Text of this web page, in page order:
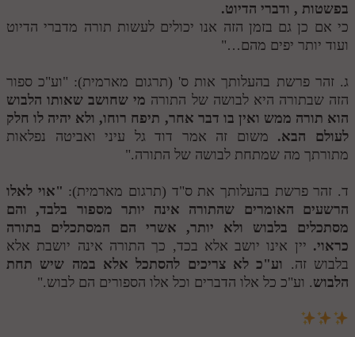
בפשטות , ודברי הדיוט.
כי אם כן גם בזמן הזה אנו יכולים לעשות תורה מדברי הדיוט
ועוד יותר יפים מהם…"
ג. זהר פרשת בהעלותך אות ס' (תרגום מארמית): "וע"כ ספור
הזה שבתורה היא לבושה של התורה מי שחושב שאותו הלבוש
הוא תורה ממש ואין בו דבר אחר, תיפח רוחו, ולא יהיה לו חלק
לעולם הבא. משום זה אמר דוד גל עיני ואביטה נפלאות
מתורתך מה שמתחת לבושה של התורה."
ד. זהר פרשת בהעלותך את ס"ד (תרגום מארמית): "אוי לאלו
הרשעים האומרים שהתורה אינה יותר מספור בלבד, והם
מסתכלים בלבוש ולא יותר, אשרי הם המסתכלים בתורה
כראוי. יין אינו יושב אלא בכד, כך התורה אינה יושבת אלא
בלבוש זה.
וע"כ לא צריכים להסתכל אלא במה שיש תחת
הלבוש. וע"כ כל אלו הדברים וכל אלו הספורים הם לבוש."